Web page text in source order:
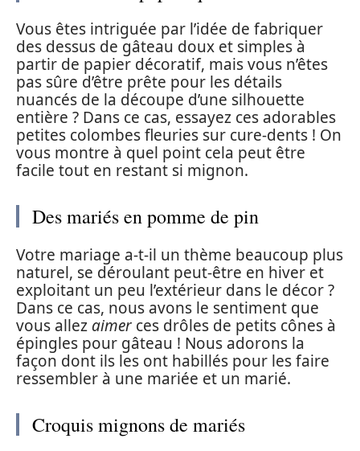
Vous êtes intriguée par l’idée de fabriquer
des dessus de gâteau doux et simples à
partir de papier décoratif, mais vous n’êtes
pas sûre d’être prête pour les détails
nuancés de la découpe d’une silhouette
entière ? Dans ce cas, essayez ces adorables
petites colombes fleuries sur cure-dents ! On
vous montre à quel point cela peut être
facile tout en restant si mignon.
Des mariés en pomme de pin
Votre mariage a-t-il un thème beaucoup plus
naturel, se déroulant peut-être en hiver et
exploitant un peu l’extérieur dans le décor ?
Dans ce cas, nous avons le sentiment que
vous allez aimer ces drôles de petits cônes à
épingles pour gâteau ! Nous adorons la
façon dont ils les ont habillés pour les faire
ressembler à une mariée et un marié.
Croquis mignons de mariés